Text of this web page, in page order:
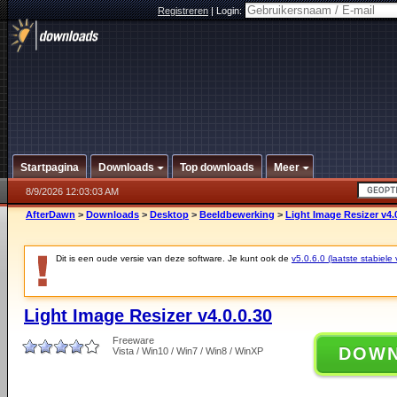
Registreren|Login:
Startpagina Downloads Top downloads Meer
8/9/2026 12:03:03 AM
AfterDawn > Downloads > Desktop > Beeldbewerking > Light Image Resizer
Dit is een oude versie van deze software. Je kunt ook de v5.0.6.0 (laatste stabiele
Light Image Resizer v4.0.0.30
Freeware
Vista / Win10 / Win7 / Win8 / WinXP